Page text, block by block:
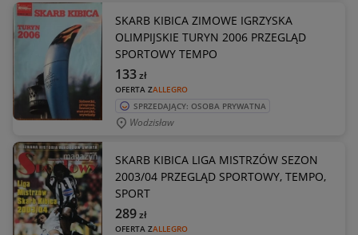
SKARB KIBICA ZIMOWE IGRZYSKA
OLIMPIJSKIE TURYN 2006 PRZEGLĄD
SPORTOWY TEMPO
OFERTA ZALLEGRO
133zł
SPRZEDAJĄCY: OSOBA PRYWATNA
Wodzisław
SKARB KIBICA LIGA MISTRZÓW SEZON
2003/04 PRZEGLĄD SPORTOWY, TEMPO,
SPORT
OFERTA ZALLEGRO
289zł